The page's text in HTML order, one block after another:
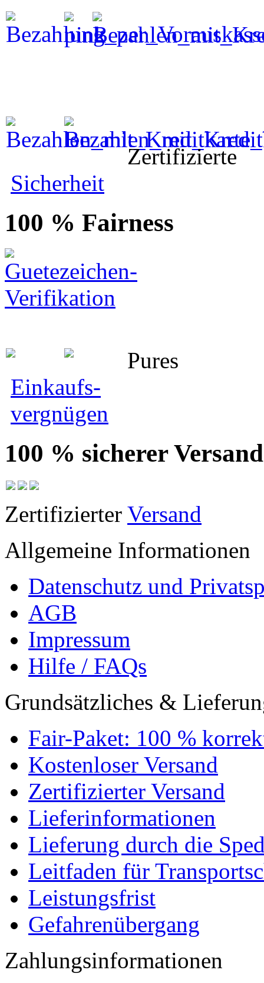
Zertifizierte
Sicherheit
100 % Fairness
Pures
Einkaufs-
vergnügen
100 % sicherer Versand
Zertifizierter Versand
Allgemeine Informationen
Datenschutz und
AGB
Impressum
Hilfe / FAQs
Grundsätzliches &
Fair-Paket: 100 %
Kostenloser Versand
Zertifizierter Versand
Lieferinformationen
Lieferung durch die
Leitfaden für
Leistungsfrist
Gefahrenübergang
Zahlungsinformationen